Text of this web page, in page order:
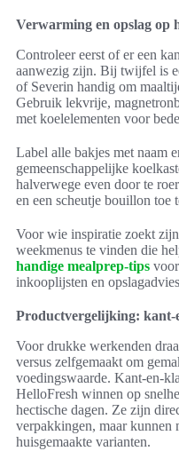
Verwarming en opslag op
Controleer eerst of er een
aanwezig zijn. Bij twijfel is
of Severin handig om
Gebruik lekvrije,
met koelelementen voor
Label alle bakjes met naam
gemeenschappelijke
halverwege even door te
en een scheutje bouillon toe
Voor wie inspiratie zoekt
weekmenus te vinden die
handige mealprep-tips
inkooplijsten en
Productvergelijking: kant-
Voor drukke werkenden
versus zelfgemaakt om
voedingswaarde. Kant-en-
HelloFresh winnen op
hectische dagen. Ze zijn
verpakkingen, maar kunnen
huisgemaakte varianten.